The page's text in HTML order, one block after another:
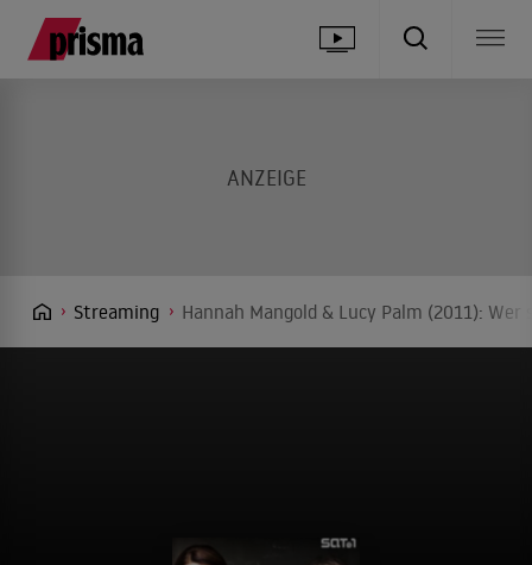
Streaming Hannah Mangold & Lucy Palm (2011):